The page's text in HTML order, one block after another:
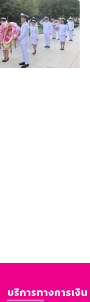
บริการทางการเงิน